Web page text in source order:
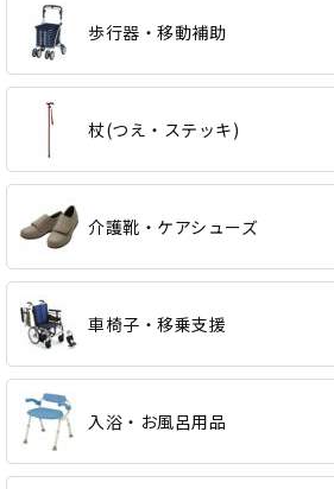
歩行器・移動補助
杖(つえ・ステッキ)
介護靴・ケアシューズ
車椅子・移乗支援
入浴・お風呂用品